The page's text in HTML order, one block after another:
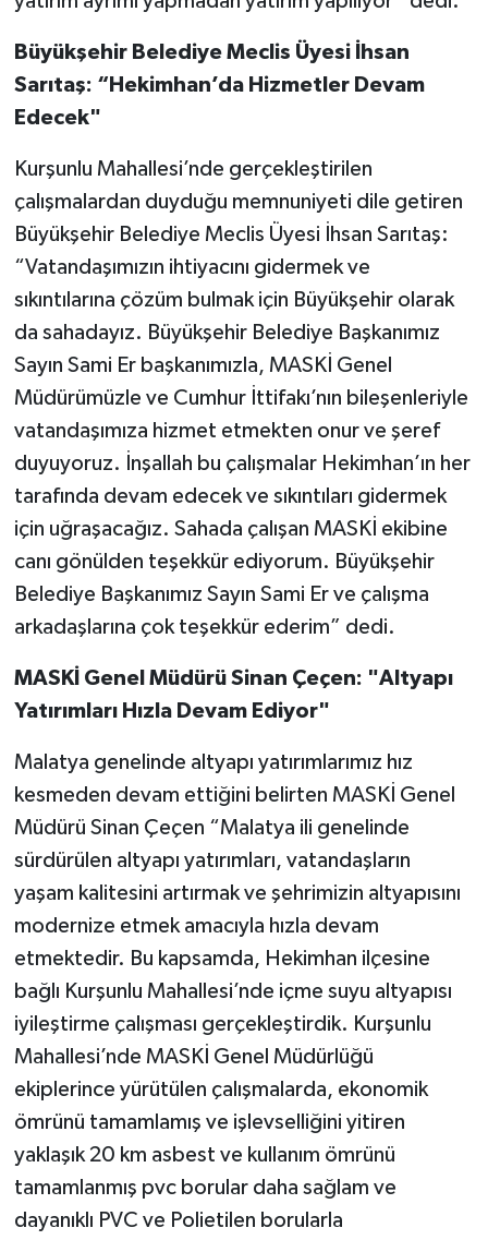
Büyükşehir Belediye Meclis Üyesi İhsan
Sarıtaş: “Hekimhan’da Hizmetler Devam
Edecek"
Kurşunlu Mahallesi’nde gerçekleştirilen
çalışmalardan duyduğu memnuniyeti dile getiren
Büyükşehir Belediye Meclis Üyesi İhsan Sarıtaş:
“Vatandaşımızın ihtiyacını gidermek ve
sıkıntılarına çözüm bulmak için Büyükşehir olarak
da sahadayız. Büyükşehir Belediye Başkanımız
Sayın Sami Er başkanımızla, MASKİ Genel
Müdürümüzle ve Cumhur İttifakı’nın bileşenleriyle
vatandaşımıza hizmet etmekten onur ve şeref
duyuyoruz. İnşallah bu çalışmalar Hekimhan’ın her
tarafında devam edecek ve sıkıntıları gidermek
için uğraşacağız. Sahada çalışan MASKİ ekibine
canı gönülden teşekkür ediyorum. Büyükşehir
Belediye Başkanımız Sayın Sami Er ve çalışma
arkadaşlarına çok teşekkür ederim” dedi.
MASKİ Genel Müdürü Sinan Çeçen: "Altyapı
Yatırımları Hızla Devam Ediyor"
Malatya genelinde altyapı yatırımlarımız hız
kesmeden devam ettiğini belirten MASKİ Genel
Müdürü Sinan Çeçen “Malatya ili genelinde
sürdürülen altyapı yatırımları, vatandaşların
yaşam kalitesini artırmak ve şehrimizin altyapısını
modernize etmek amacıyla hızla devam
etmektedir. Bu kapsamda, Hekimhan ilçesine
bağlı Kurşunlu Mahallesi’nde içme suyu altyapısı
iyileştirme çalışması gerçekleştirdik. Kurşunlu
Mahallesi’nde MASKİ Genel Müdürlüğü
ekiplerince yürütülen çalışmalarda, ekonomik
ömrünü tamamlamış ve işlevselliğini yitiren
yaklaşık 20 km asbest ve kullanım ömrünü
tamamlanmış pvc borular daha sağlam ve
dayanıklı PVC ve Polietilen borularla